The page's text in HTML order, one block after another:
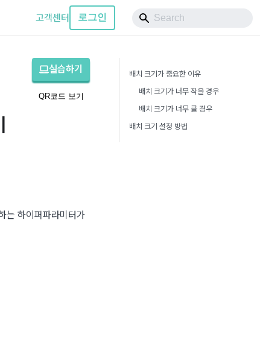
고객센터 로그인
실습하기
QR코드 보기
배치 크기가 중요한 이유
배치 크기가 너무 작을 경우
배치 크기가 너무 클 경우
배치 크기 설정 방법